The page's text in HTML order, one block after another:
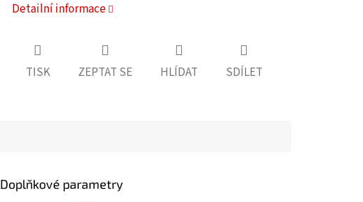
Detailní informace
TISK ZEPTAT SE HLÍDAT SDÍLET
Doplňkové parametry